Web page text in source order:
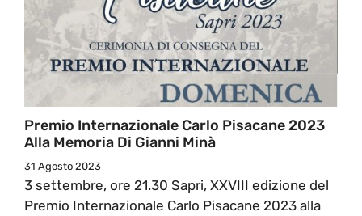
Premio Internazionale Carlo Pisacane 2023
Alla Memoria Di Gianni Minà
31 Agosto 2023
3 settembre, ore 21.30 Sapri, XXVIII edizione del
Premio Internazionale Carlo Pisacane 2023 alla